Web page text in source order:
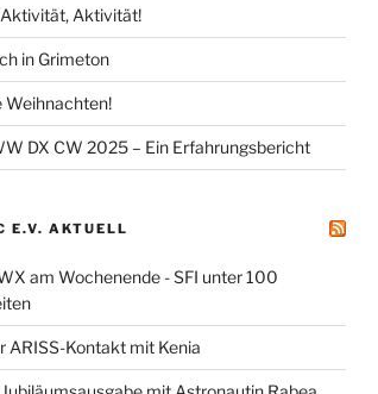
Aktivität!
in Grimeton
Weihnachten!
DX CW 2025 – Ein Erfahrungsbericht
E.V. AKTUELL
am Wochenende - SFI unter 100
ARISS-Kontakt mit Kenia